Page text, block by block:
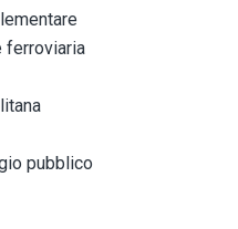
ferroviaria
pubblico